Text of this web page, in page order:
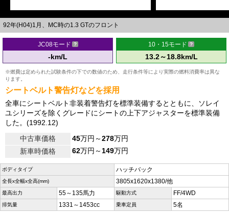
92年(H04)1月、MC時の1.3 GTのフロント
JC08モード
-km/L
10・15モード
13.2～18.8km/L
※燃費は定められた試験条件の下での数値のため、走行条件等により実際の燃料消費率は異な
ります。
シートベルト警告灯などを採用
全車にシートベルト非装着警告灯を標準装備するとともに、ソレイ
ユシリーズを除くグレードにシートの上下アジャスターを標準装備
した。(1992.12)
中古車価格
45万円～278万円
新車時価格
62万円～149万円
ボディタイプ ハッチバック
全長x全幅x全高(mm) 3805x1620x1380/他
最高出力 55～135馬力 駆動方式 FF/4WD
排気量 1331～1453cc 乗車定員 5名